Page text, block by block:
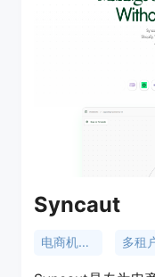
Syncaut
电商机构自动化